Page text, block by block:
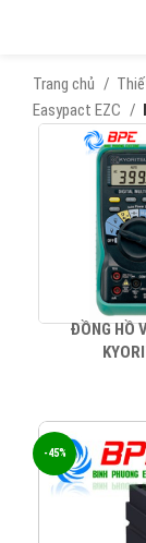
Trang chủ
Easypact EZC
ĐỒNG HỒ
-45%